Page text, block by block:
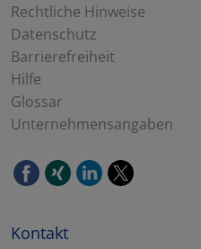
Rechtliche Hinweise
Datenschutz
Barrierefreiheit
Hilfe
Glossar
Unternehmensangaben
Kontakt